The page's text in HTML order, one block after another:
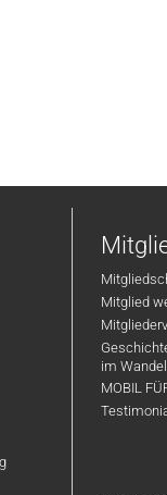
Mitglied
im
MOBIL